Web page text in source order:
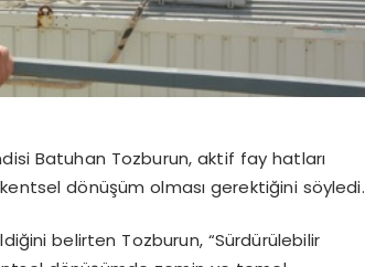
Batuhan Tozburun, aktif fay hatları
dönüşüm olması gerektiğini söyledi.
belirten Tozburun, “Sürdürülebilir